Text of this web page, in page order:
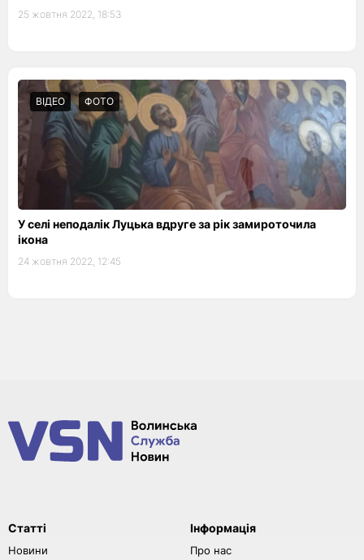
25 жовтня 2022, 18:53
ВІДЕО ФОТО
У селі неподалік Луцька вдруге за рік замироточила
ікона
24 жовтня 2022, 12:45
Статті
Новини
Інформація
Про нас